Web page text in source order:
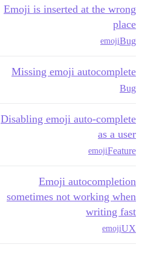
Emoji is inserted at the wrong
place
Bug
emoji
Missing emoji autocomplete
Bug
Disabling emoji auto-complete
as a user
Feature
emoji
Emoji autocompletion
sometimes not working when
writing fast
UX
emoji